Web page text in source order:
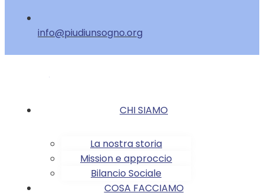
info@piudiunsogno.org
CHI SIAMO
La nostra storia
Mission e approccio
Bilancio Sociale
COSA FACCIAMO